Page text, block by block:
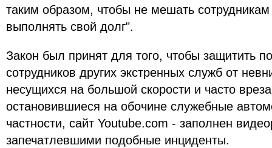
таким образом, чтобы не мешать
выполнять свой долг".
Закон был принят для того, чтобы защитить
сотрудников других экстренных служб от
несущихся на большой скорости и часто
остановившиеся на обочине служебные
частности, сайт Youtube.com - заполнен
запечатлевшими подобные инциденты.